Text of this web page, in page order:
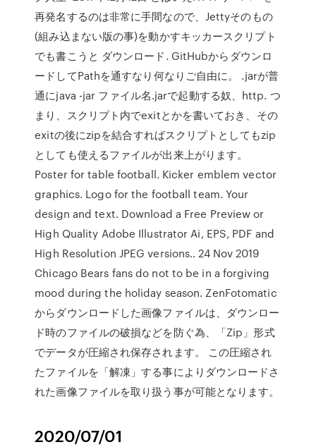
再発名するのは非常に手間なので、Jettyそのもの
(組み込まない版の事)を動かすキッカースクリプト
でも書こうと ダウンロード. GitHubからダウンロ
ードしてPathを通すなり何なりご自由に。 .jarが普
通にjava -jar ファイル名.jarで起動する奴、http. つ
まり、スクリプト内でexitとかを書いておき、その
exitの後にzipを結合すればスクリプトとしてもzip
としても使えるファイルが出来上がります。
Poster for table football. Kicker emblem vector
graphics. Logo for the football team. Your
design and text. Download a Free Preview or
High Quality Adobe Illustrator Ai, EPS, PDF and
High Resolution JPEG versions.. 24 Nov 2019
Chicago Bears fans do not to be in a forgiving
mood during the holiday season. ZenFotomatic
からダウンロードした画像ファイルは、ダウンロー
ド時のファイルの破損などを防ぐ為、「Zip」形式
でデータが圧縮され保存されます。 この圧縮され
たファイルを「解凍」する事によりダウンロードさ
れた画像ファイルを取り扱う事が可能となります。
2020/07/01